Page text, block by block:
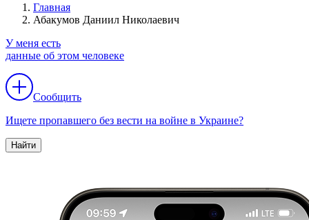
Главная
Абакумов Даниил Николаевич
У меня есть
данные об этом человеке
Сообщить
Ищете пропавшего без вести на войне в Украине?
Найти